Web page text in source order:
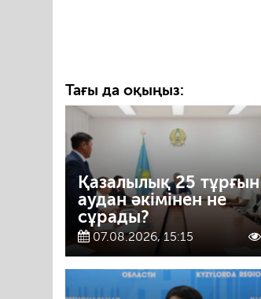
Тағы да оқыңыз:
Қазалылық 25 тұрғын
аудан әкімінен не
сұрады?
07.08.2026, 15:15